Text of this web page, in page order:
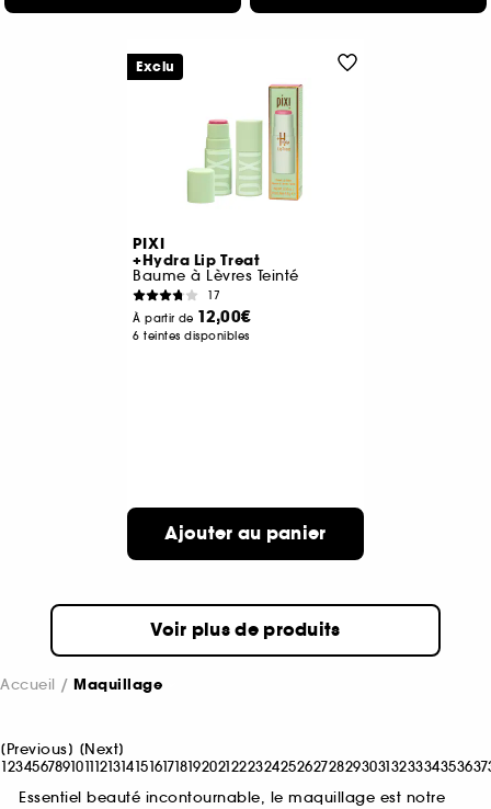
PIXI
+Hydra Lip Treat
Baume à Lèvres Teinté
17
À partir de 12,00€
6 teintes disponibles
Ajouter au panier
Exclu
Voir plus de produits
Accueil Maquillage
[Previous] [Next]
12345678910111213141516171819202122232425262728293031323334353637
Essentiel beauté incontournable, le maquillage est notre